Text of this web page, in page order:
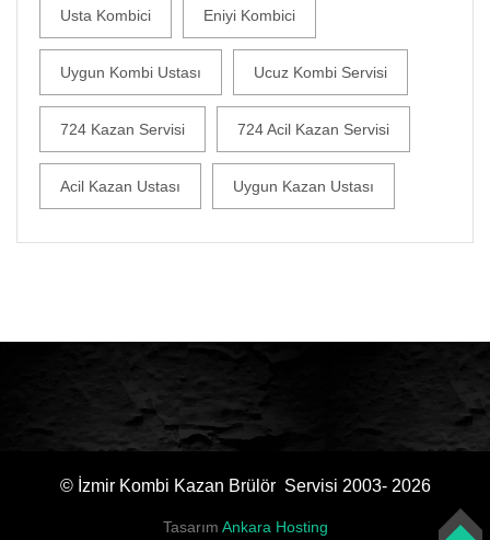
Usta Kombici Eniyi Kombici
Uygun Kombi Ustası Ucuz Kombi Servisi
724 Kazan Servisi 724 Acil Kazan Servisi
Acil Kazan Ustası Uygun Kazan Ustası
© İzmir Kombi Kazan Brülör Servisi 2003- 2026
Tasarım Ankara Hosting